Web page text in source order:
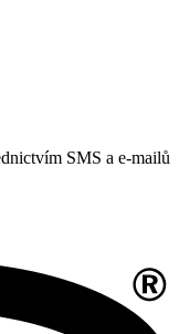
SMS a e-mailů